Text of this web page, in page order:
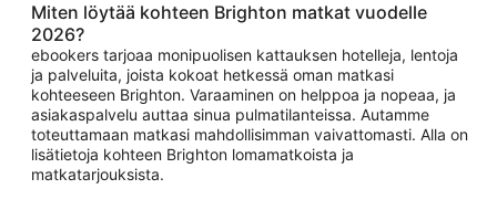
Miten löytää kohteen Brighton matkat vuodelle
2026?
ebookers tarjoaa monipuolisen kattauksen hotelleja, lentoja
ja palveluita, joista kokoat hetkessä oman matkasi
kohteeseen Brighton. Varaaminen on helppoa ja nopeaa, ja
asiakaspalvelu auttaa sinua pulmatilanteissa. Autamme
toteuttamaan matkasi mahdollisimman vaivattomasti. Alla on
lisätietoja kohteen Brighton lomamatkoista ja
matkatarjouksista.